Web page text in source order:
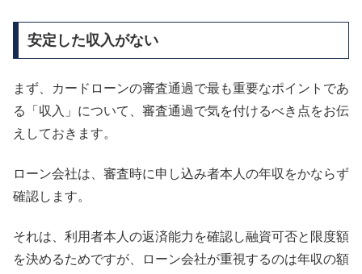
安定した収入がない
まず、カードローンの審査通過で最も重要なポイントであ
る「収入」について、審査通過で気を付けるべき点をお伝
えしておきます。
ローン会社は、審査時に申し込み者本人の年収をかならず
確認します。
それは、利用者本人の返済能力を確認し融資可否と限度額
を決めるためですが、ローン会社が重視するのは年収の額